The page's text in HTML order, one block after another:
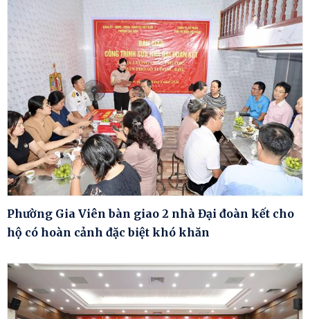
Phường Gia Viên bàn giao 2 nhà Đại đoàn kết cho
hộ có hoàn cảnh đặc biệt khó khăn